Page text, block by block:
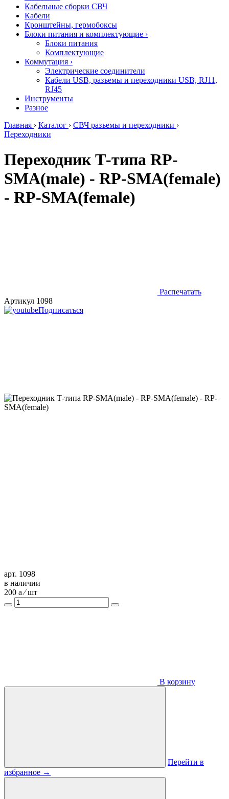
Кабельные сборки СВЧ
Кабели
Кронштейны, гермобоксы
Блоки питания и комплектующие ›
Блоки питания
Комплектующие
Коммутация ›
Электрические соединители
Кабели USB, разъемы и переходники USB, RJ11,
RJ45
Инструменты
Разное
Главная › Каталог › СВЧ разъемы и переходники ›
Переходники
Переходник Т-типа RP-
SMA(male) - RP-SMA(female)
- RP-SMA(female)
Распечатать
Артикул 1098
Подписаться
арт. 1098
в наличии
200 a ⁄ шт
В корзину
Перейти в
избранное →